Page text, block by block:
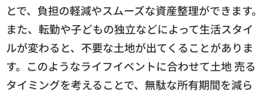
とで、負担の軽減やスムーズな資産整理ができます。
また、転勤や子どもの独立などによって生活スタイ
ルが変わると、不要な土地が出てくることがありま
す。このようなライフイベントに合わせて土地 売る
タイミングを考えることで、無駄な所有期間を減ら